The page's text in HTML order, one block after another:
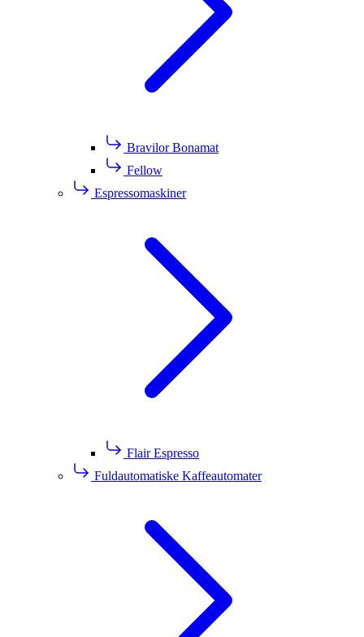
Bravilor Bonamat
Fellow
Espressomaskiner
Flair Espresso
Fuldautomatiske Kaffeautomater